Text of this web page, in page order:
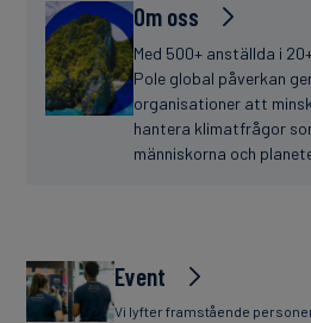
Om oss
Med 500+ anställda i
Pole global påverkan
organisationer att
hantera klimatfrågor
människorna och
Event
Vi lyfter framstående